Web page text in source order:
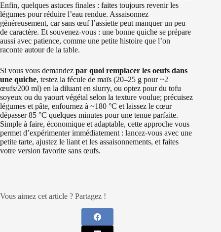
Enfin, quelques astuces finales : faites toujours revenir les
légumes pour réduire l’eau rendue. Assaisonnez
généreusement, car sans œuf l’assiette peut manquer un peu
de caractère. Et souvenez-vous : une bonne quiche se prépare
aussi avec patience, comme une petite histoire que l’on
raconte autour de la table.
Si vous vous demandez par quoi remplacer les oeufs dans
une quiche, testez la fécule de maïs (20–25 g pour ~2
œufs/200 ml) en la diluant en slurry, ou optez pour du tofu
soyeux ou du yaourt végétal selon la texture voulue; précuisez
légumes et pâte, enfournez à ~180 °C et laissez le cœur
dépasser 85 °C quelques minutes pour une tenue parfaite.
Simple à faire, économique et adaptable, cette approche vous
permet d’expérimenter immédiatement : lancez-vous avec une
petite tarte, ajustez le liant et les assaisonnements, et faites
votre version favorite sans œufs.
Vous aimez cet article ? Partagez !